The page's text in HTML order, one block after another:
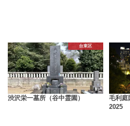
台東区
渋沢栄一墓所（谷中霊園）
毛利庭
2025